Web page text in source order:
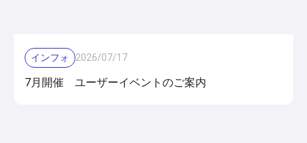
インフォ 2026/07/17
7月開催 ユーザーイベントのご案内